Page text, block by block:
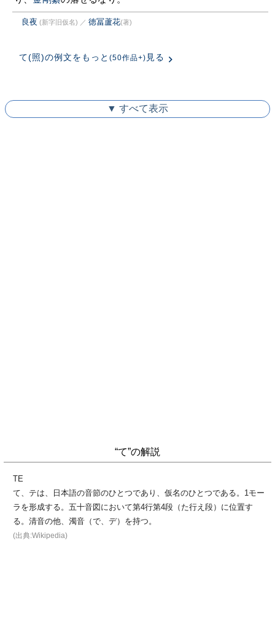
良夜 (新字旧仮名) ／ 徳冨蘆花(著)
て(照)の例文をもっと (50作品+) 見る
▼ すべて表示
“て”の解説
TE
て、テは、日本語の音節のひとつであり、仮名のひとつである。1モー
ラを形成する。五十音図において第4行第4段（た行え段）に位置す
る。清音の他、濁音（で、デ）を持つ。
(出典:Wikipedia)